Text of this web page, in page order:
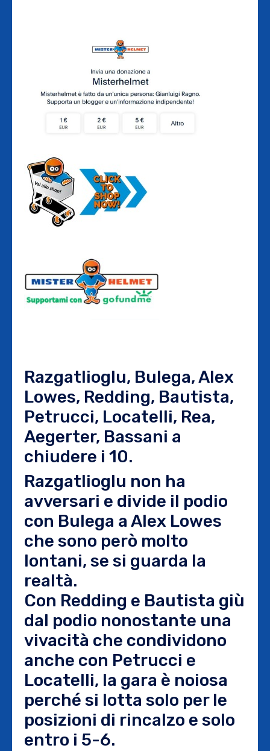
Razgatlioglu, Bulega, Alex
Lowes, Redding, Bautista,
Petrucci, Locatelli, Rea,
Aegerter, Bassani a
chiudere i 10.
Razgatlioglu non ha
avversari e divide il podio
con Bulega a Alex Lowes
che sono però molto
lontani, se si guarda la
realtà.
Con Redding e Bautista giù
dal podio nonostante una
vivacità che condividono
anche con Petrucci e
Locatelli, la gara è noiosa
perché si lotta solo per le
posizioni di rincalzo e solo
entro i 5-6.